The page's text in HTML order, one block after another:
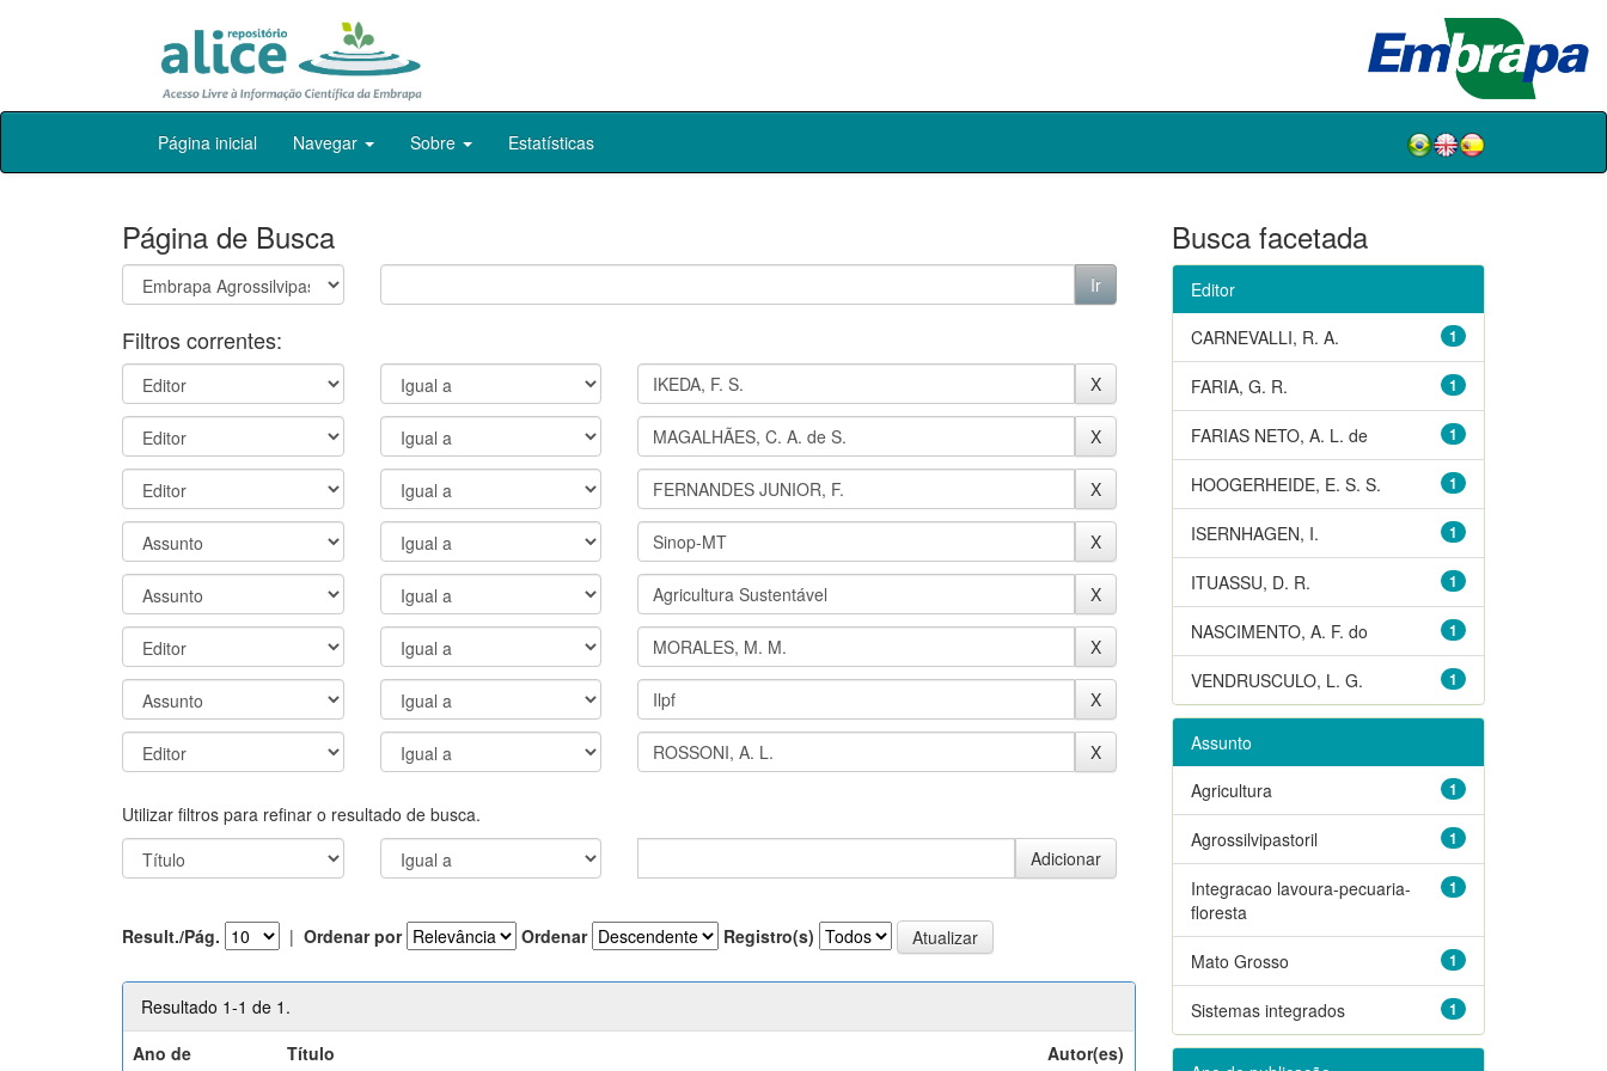
Skip
Página inicial Navegar Sobre Estatísticas
Página de Busca
Filtros correntes:
Utilizar filtros para refinar o resultado de busca.
Result./Pág. | Ordenar por Ordenar Registro(s)
Resultado 1-1 de 1.
Ano de
Título Autor(es)
Busca facetada
Editor
1
CARNEVALLI, R. A.
1
FARIA, G. R.
1
FARIAS NETO, A. L. de
1
HOOGERHEIDE, E. S. S.
1
ISERNHAGEN, I.
1
ITUASSU, D. R.
1
NASCIMENTO, A. F. do
1
VENDRUSCULO, L. G.
Assunto
1
Agricultura
1
Agrossilvipastoril
1
Integracao lavoura-pecuaria-
floresta
1
Mato Grosso
1
Sistemas integrados